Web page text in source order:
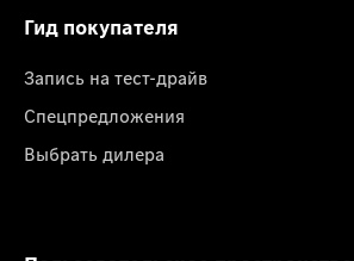
Гид покупателя
Запись на тест-драйв
Спецпредложения
Выбрать дилера